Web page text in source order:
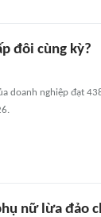
đôi cùng kỳ?
doanh nghiệp đạt
nữ lừa đảo